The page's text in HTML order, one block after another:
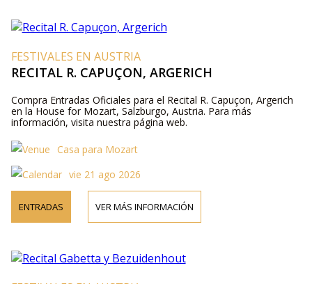
FESTIVALES EN AUSTRIA
RECITAL R. CAPUÇON, ARGERICH
Compra Entradas Oficiales para el Recital R. Capuçon, Argerich
en la House for Mozart, Salzburgo, Austria. Para más
información, visita nuestra página web.
Casa para Mozart
vie 21 ago 2026
ENTRADAS VER MÁS INFORMACIÓN